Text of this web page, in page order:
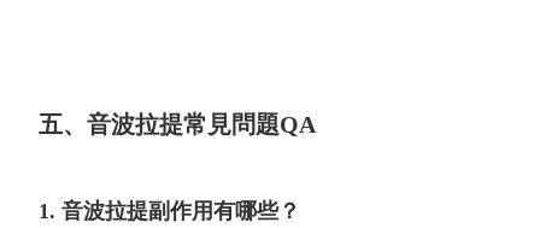
五、音波拉提常見問題QA
1. 音波拉提副作用有哪些？